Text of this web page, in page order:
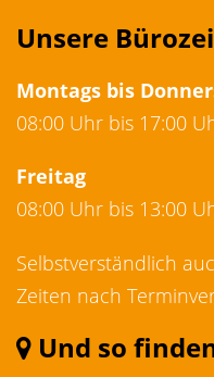
Unsere
Montags bis
08:00 Uhr bis 17:00
Freitag
08:00 Uhr bis 13:00
Selbstverständlich
Zeiten nach
Und so